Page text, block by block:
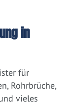
in
für
Rohrbrüche,
vieles